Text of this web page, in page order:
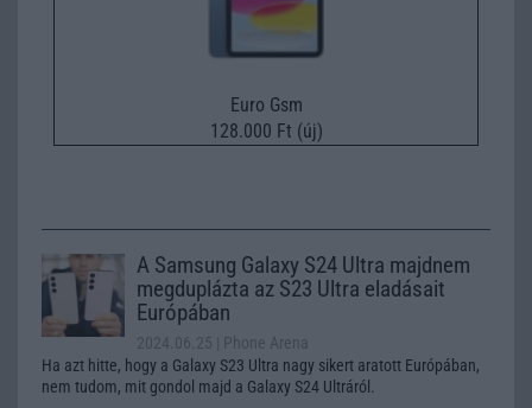
Euro Gsm
128.000 Ft (új)
A Samsung Galaxy S24 Ultra majdnem
megduplázta az S23 Ultra eladásait
Európában
2024.06.25
| Phone Arena
Ha azt hitte, hogy a Galaxy S23 Ultra nagy sikert aratott Európában,
nem tudom, mit gondol majd a Galaxy S24 Ultráról.